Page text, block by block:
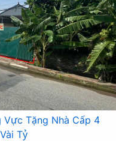
Vực Tặng Nhà Cấp 4
Tỷ